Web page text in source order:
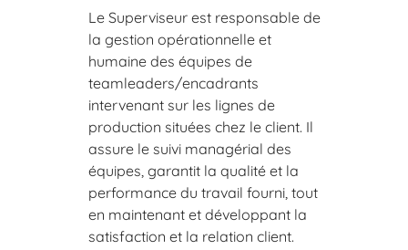
Le Superviseur est responsable de
la gestion opérationnelle et
humaine des équipes de
teamleaders/encadrants
intervenant sur les lignes de
production situées chez le client. Il
assure le suivi managérial des
équipes, garantit la qualité et la
performance du travail fourni, tout
en maintenant et développant la
satisfaction et la relation client.